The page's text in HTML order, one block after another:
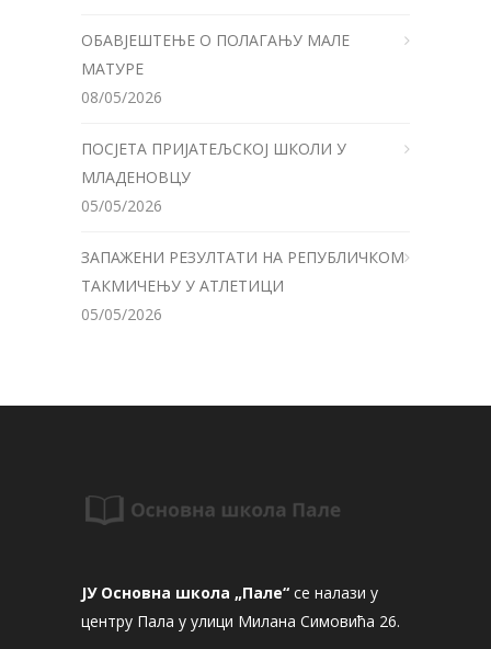
ОБАВЈЕШТЕЊЕ О ПОЛАГАЊУ МАЛЕ
МАТУРЕ
08/05/2026
ПОСЈЕТА ПРИЈАТЕЉСКОЈ ШКОЛИ У
МЛАДЕНОВЦУ
05/05/2026
ЗАПАЖЕНИ РЕЗУЛТАТИ НА РЕПУБЛИЧКОМ
ТАКМИЧЕЊУ У АТЛЕТИЦИ
05/05/2026
ЈУ Основна школа „Пале“ се налази у
центру Пала у улици Милана Симовића 26.